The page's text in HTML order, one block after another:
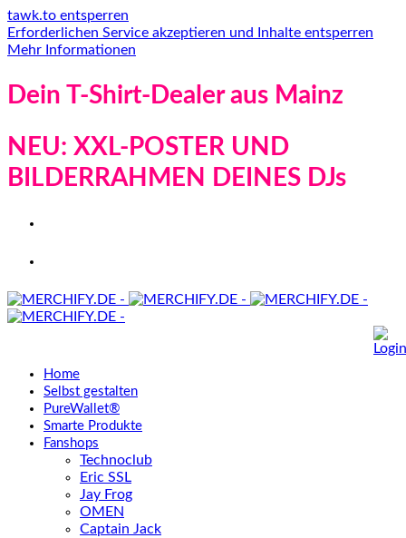
tawk.to entsperren
Erforderlichen Service akzeptieren und Inhalte entsperren
Mehr Informationen
Dein T-Shirt-Dealer aus Mainz
NEU: XXL-POSTER UND
BILDERRAHMEN DEINES DJs
Home
Selbst gestalten
PureWallet®
Smarte Produkte
Fanshops
Technoclub
Eric SSL
Jay Frog
OMEN
Captain Jack